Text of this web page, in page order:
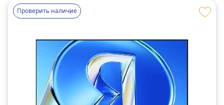
Проверить наличие